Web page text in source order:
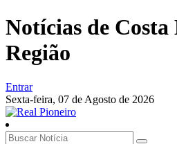
Notícias de Costa
Região
Entrar
Sexta-feira, 07 de Agosto de 2026